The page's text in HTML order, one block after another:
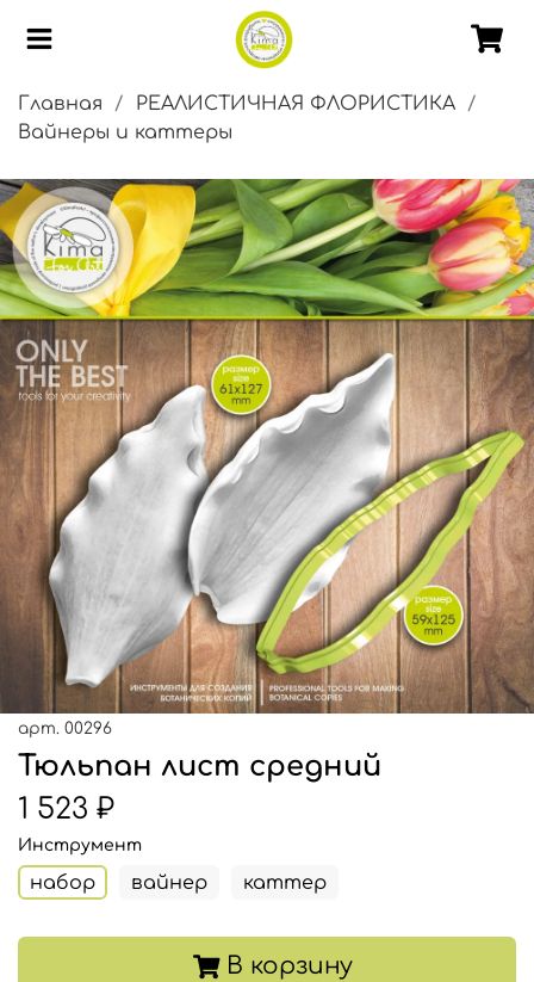
Главная
РЕАЛИСТИЧНАЯ ФЛОРИСТИКА
Вайнеры и каттеры
арт. 00296
Тюльпан лист средний
1 523 ₽
Инструмент
набор вайнер каттер
В корзину